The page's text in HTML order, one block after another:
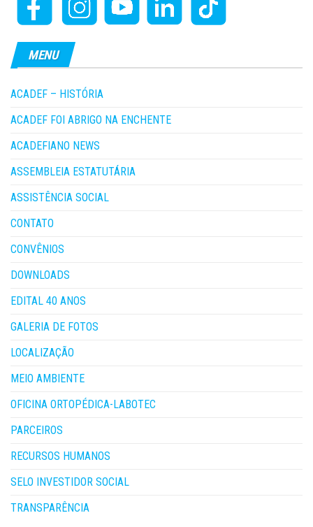
MENU
ACADEF – HISTÓRIA
ACADEF FOI ABRIGO NA ENCHENTE
ACADEFIANO NEWS
ASSEMBLEIA ESTATUTÁRIA
ASSISTÊNCIA SOCIAL
CONTATO
CONVÊNIOS
DOWNLOADS
EDITAL 40 ANOS
GALERIA DE FOTOS
LOCALIZAÇÃO
MEIO AMBIENTE
OFICINA ORTOPÉDICA-LABOTEC
PARCEIROS
RECURSOS HUMANOS
SELO INVESTIDOR SOCIAL
TRANSPARÊNCIA